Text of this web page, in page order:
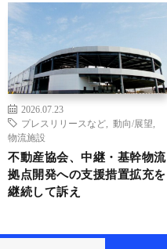
2026.07.23
プレスリリースなど
動向/展望
物流施設
不動産協会、中継・基幹物流
拠点開発への支援措置拡充を
継続して訴え